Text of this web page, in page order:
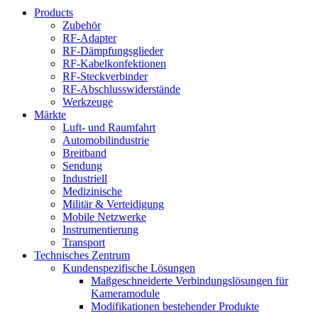
Products
Zubehör
RF-Adapter
RF-Dämpfungsglieder
RF-Kabelkonfektionen
RF-Steckverbinder
RF-Abschlusswiderstände
Werkzeuge
Märkte
Luft- und Raumfahrt
Automobilindustrie
Breitband
Sendung
Industriell
Medizinische
Militär & Verteidigung
Mobile Netzwerke
Instrumentierung
Transport
Technisches Zentrum
Kundenspezifische Lösungen
Maßgeschneiderte Verbindungslösungen für
Kameramodule
Modifikationen bestehender Produkte